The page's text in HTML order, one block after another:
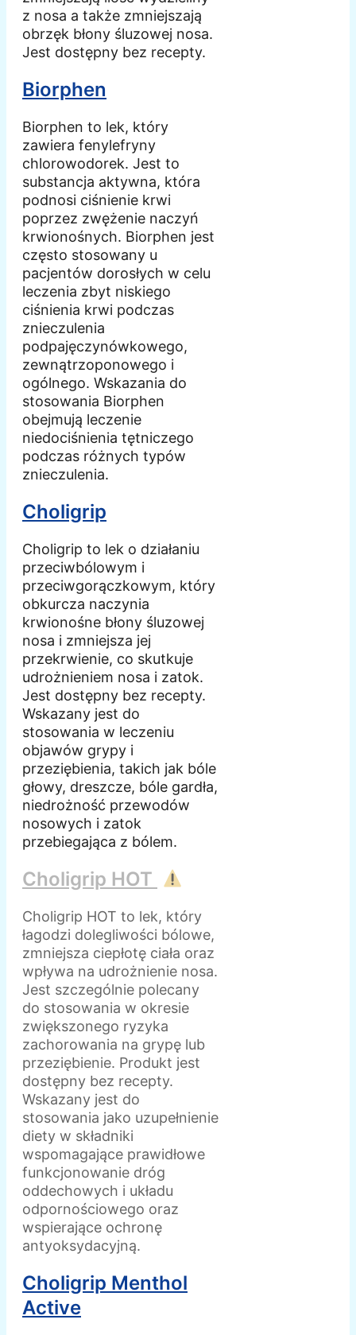
z nosa a także zmniejszają
obrzęk błony śluzowej nosa.
Jest dostępny bez recepty.
Biorphen
Biorphen to lek, który
zawiera fenylefryny
chlorowodorek. Jest to
substancja aktywna, która
podnosi ciśnienie krwi
poprzez zwężenie naczyń
krwionośnych. Biorphen jest
często stosowany u
pacjentów dorosłych w celu
leczenia zbyt niskiego
ciśnienia krwi podczas
znieczulenia
podpajęczynówkowego,
zewnątrzoponowego i
ogólnego. Wskazania do
stosowania Biorphen
obejmują leczenie
niedociśnienia tętniczego
podczas różnych typów
znieczulenia.
Choligrip
Choligrip to lek o działaniu
przeciwbólowym i
przeciwgorączkowym, który
obkurcza naczynia
krwionośne błony śluzowej
nosa i zmniejsza jej
przekrwienie, co skutkuje
udrożnieniem nosa i zatok.
Jest dostępny bez recepty.
Wskazany jest do
stosowania w leczeniu
objawów grypy i
przeziębienia, takich jak bóle
głowy, dreszcze, bóle gardła,
niedrożność przewodów
nosowych i zatok
przebiegająca z bólem.
Choligrip HOT
Choligrip HOT to lek, który
łagodzi dolegliwości bólowe,
zmniejsza ciepłotę ciała oraz
wpływa na udrożnienie nosa.
Jest szczególnie polecany
do stosowania w okresie
zwiększonego ryzyka
zachorowania na grypę lub
przeziębienie. Produkt jest
dostępny bez recepty.
Wskazany jest do
stosowania jako uzupełnienie
diety w składniki
wspomagające prawidłowe
funkcjonowanie dróg
oddechowych i układu
odpornościowego oraz
wspierające ochronę
antyoksydacyjną.
Choligrip Menthol
Active